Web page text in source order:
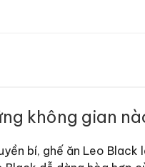
không gian
bí, ghế ăn Leo